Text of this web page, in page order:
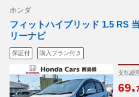
ホンダ
フィットハイブリッド 1.5
リーナビ
保証付 購入プラン付き
支払総
69.